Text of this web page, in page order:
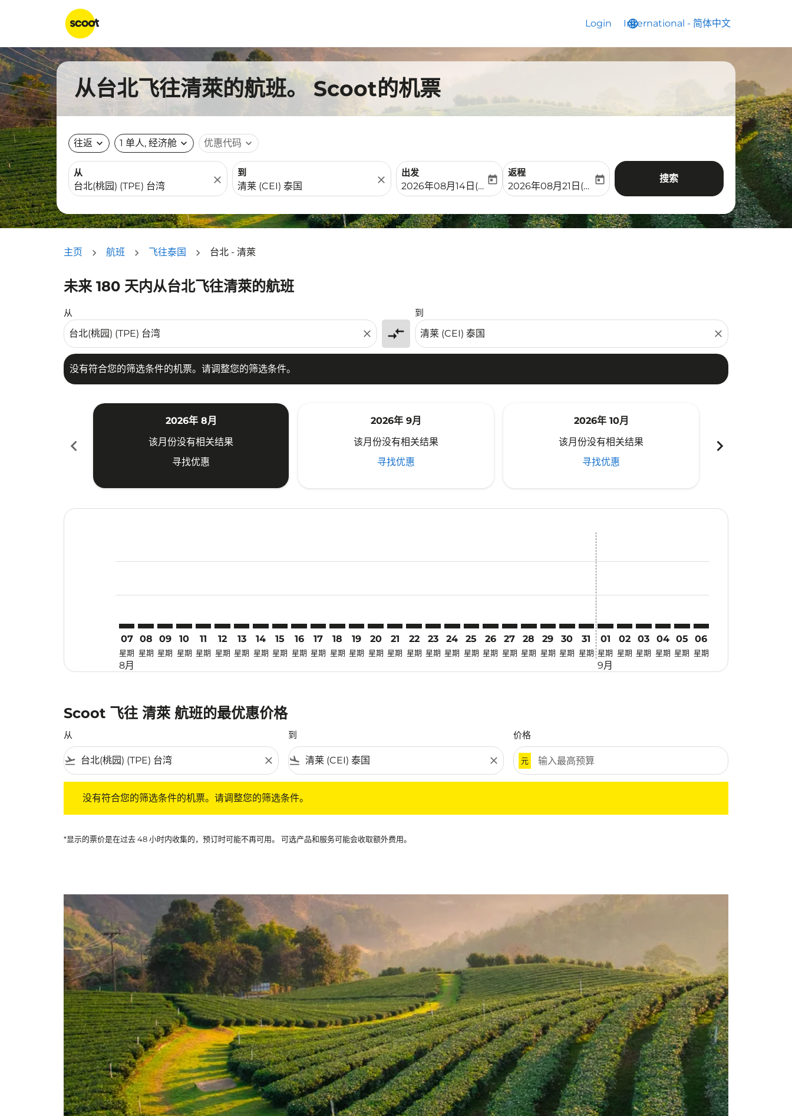
Login language
International - 简体中文
keyboard_arrow_down
从台北飞往清萊的航班。 Scoot的机票
往返 expand_more 1 单人, 经济舱 expand_more 优惠代码 expand_more
从
close
到
close
出发
fc-booking-departure-date-aria-label
2026年08月14日(周五)
today
返程
fc-booking-return-date-aria-label
2026年08月21日(周五)
today 搜索
主页 航班 飞往泰国 台北 - 清萊
未来 180 天内从台北飞往清萊的航班
从
close compare_arrows
到
close
没有符合您的筛选条件的机票。请调整您的筛选条件。
没有符合您的筛选条件的机票。请调整您的筛选条件。
chevron_left
2026年 8月
该月份没有相关结果
寻找优惠
2026年 9月
该月份没有相关结果
寻找优惠
2026年 10月
该月份没有相关结果
寻找优惠
chevron_right
07
星期
8月
08
星期
09
星期
10
星期
11
星期
12
星期
13
星期
14
星期
15
星期
16
星期
17
星期
18
星期
19
星期
20
星期
21
星期
TPE–CEI: cmp-view-offers-disclaimer. 寻找优惠
22
星期
TPE–CEI: cmp-view-offers-disclaimer. 寻找优惠
23
星期
TPE–CEI: cmp-view-offers-disclaimer. 寻找优惠
24
星期
TPE–CEI: cmp-view-offers-disclaimer. 寻找优惠
25
星期
TPE–CEI: cmp-view-offers-disclaimer. 寻找优惠
26
星期
TPE–CEI: cmp-view-offers-disclaimer. 寻找优惠
27
星期
TPE–CEI: cmp-view-offers-disclaimer. 寻找优惠
28
星期
TPE–CEI: cmp-view-offers-disclaimer. 寻找优惠
29
星期
TPE–CEI: cmp-view-offers-disclaimer. 寻找优惠
30
星期
TPE–CEI: cmp-view-offers-disclaimer. 寻找优惠
31
星期
01
星期
9月
02
星期
03
星期
04
星期
05
星期
06
星期
Scoot 飞往 清萊 航班的最优惠价格
从
flight_takeoff close
到
flight_land close
价格
元
没有符合您的筛选条件的机票。请调整您的筛选条件。
*显示的票价是在过去 48 小时内收集的，预订时可能不再可用。 可选产品和服务可能会收取额外费用。